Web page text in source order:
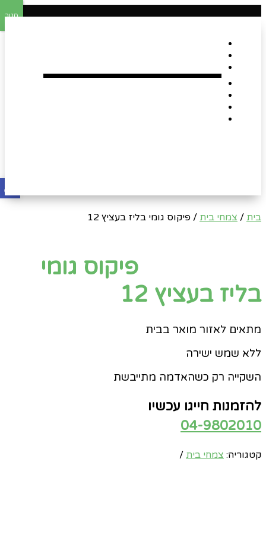
בית / צמחי בית / פיקוס גומי בליז בעציץ 12
פיקוס גומי
בליז בעציץ 12
מתאים לאזור מואר בבית
ללא שמש ישירה
השקייה רק כשהאדמה מתייבשת
להזמנות חייגו עכשיו
04-9802010
קטגוריה: צמחי בית
סגור